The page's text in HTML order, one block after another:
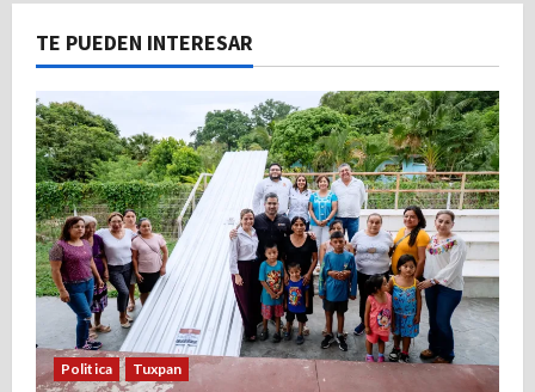
TE PUEDEN INTERESAR
Politica Tuxpan